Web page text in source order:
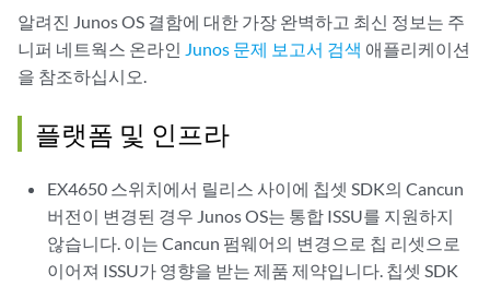
알려진 Junos OS 결함에 대한 가장 완벽하고 최신 정보는 주
니퍼 네트웍스 온라인 Junos 문제 보고서 검색 애플리케이션
을 참조하십시오.
플랫폼 및 인프라
EX4650 스위치에서 릴리스 사이에 칩셋 SDK의 Cancun
버전이 변경된 경우 Junos OS는 통합 ISSU를 지원하지
않습니다. 이는 Cancun 펌웨어의 변경으로 칩 리셋으로
이어져 ISSU가 영향을 받는 제품 제약입니다. 칩셋 SDK